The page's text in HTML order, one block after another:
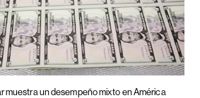
muestra un desempeño mixto en América